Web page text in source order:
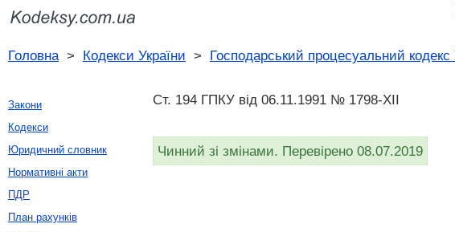
Головна> Кодекси України > Господарський процесуальний кодекс
Ст. 194 ГПКУ від 06.11.1991 № 1798-XII
Чинний зі змінами. Перевірено 08.07.2019
Закони
Кодекси
Юридичний словник
Нормативні акти
ПДР
План рахунків